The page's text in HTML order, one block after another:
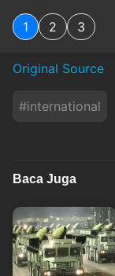
1 2 3
Original Source
#international
Baca Juga